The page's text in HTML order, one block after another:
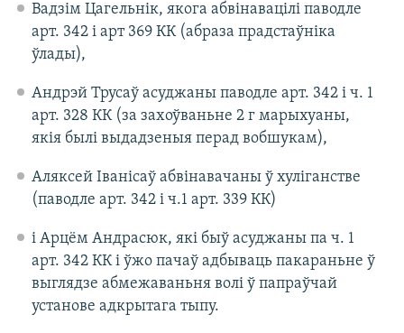
Вадзім Цагельнік, якога абвінавацілі паводле
арт. 342 і арт 369 КК (абраза прадстаўніка
ўлады),
Андрэй Трусаў асуджаны паводле арт. 342 і ч. 1
арт. 328 КК (за захоўваньне 2 г марыхуаны,
якія былі выдадзеныя перад вобшукам),
Аляксей Іванісаў абвінавачаны ў хуліганстве
(паводле арт. 342 і ч.1 арт. 339 КК)
і Арцём Андрасюк, які быў асуджаны па ч. 1
арт. 342 КК і ўжо пачаў адбываць пакараньне ў
выглядзе абмежаваньня волі ў папраўчай
установе адкрытага тыпу.